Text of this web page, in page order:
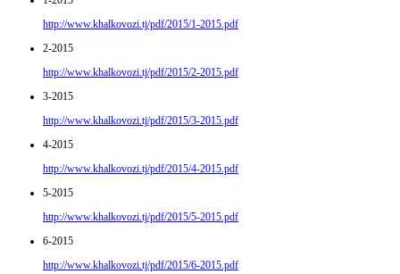
http://www.khalkovozi.tj/pdf/2015/1-2015.pdf
2-2015
http://www.khalkovozi.tj/pdf/2015/2-2015.pdf
3-2015
http://www.khalkovozi.tj/pdf/2015/3-2015.pdf
4-2015
http://www.khalkovozi.tj/pdf/2015/4-2015.pdf
5-2015
http://www.khalkovozi.tj/pdf/2015/5-2015.pdf
6-2015
http://www.khalkovozi.tj/pdf/2015/6-2015.pdf